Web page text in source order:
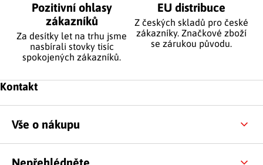
Pozitivní ohlasy
zákazníků
Za desítky let na trhu jsme
nasbírali stovky tisíc
spokojených zákazníků.
EU distribuce
Z českých skladů pro české
zákazníky. Značkové zboží
se zárukou původu.
Zápatí
Kontakt
Vše o nákupu